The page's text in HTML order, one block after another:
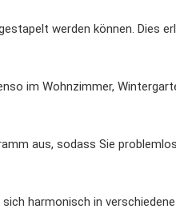
werden können. Dies
im Wohnzimmer,
aus, sodass Sie
harmonisch in